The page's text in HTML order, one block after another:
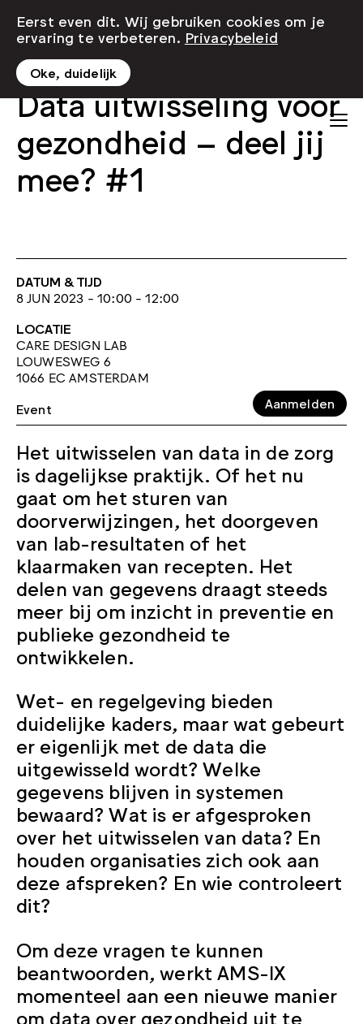
Data uitwisseling voor
gezondheid – deel jij
mee? #1
DATUM & TIJD
8 JUN 2023 - 10:00 - 12:00
LOCATIE
CARE DESIGN LAB
LOUWESWEG 6
1066 EC AMSTERDAM
Event
Aanmelden
Het uitwisselen van data in de zorg
is dagelijkse praktijk. Of het nu
gaat om het sturen van
doorverwijzingen, het doorgeven
van lab-resultaten of het
klaarmaken van recepten. Het
delen van gegevens draagt steeds
meer bij om inzicht in preventie en
publieke gezondheid te
ontwikkelen.
Wet- en regelgeving bieden
duidelijke kaders, maar wat gebeurt
er eigenlijk met de data die
uitgewisseld wordt? Welke
gegevens blijven in systemen
bewaard? Wat is er afgesproken
over het uitwisselen van data? En
houden organisaties zich ook aan
deze afspreken? En wie controleert
dit?
Om deze vragen te kunnen
beantwoorden, werkt AMS-IX
momenteel aan een nieuwe manier
om data over gezondheid uit te
Eerst even dit. Wij gebruiken cookies om je
ervaring te verbeteren. Privacybeleid
Oke, duidelijk